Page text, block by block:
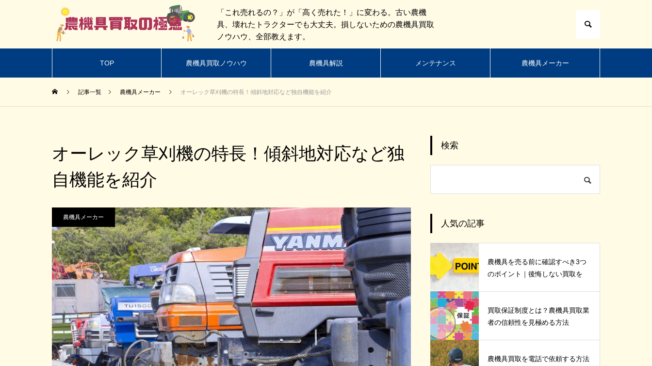
「これ売れるの？」が「高く売れた！」に変わる。古い農機
具、壊れたトラクターでも大丈夫。損しないための農機具買取
ノウハウ、全部教えます。
TOP 農機具買取ノウハウ 農機具解説 メンテナンス 農機具メーカー
記事一覧 農機具メーカー オーレック草刈機の特長！傾斜地対応など独自機能を紹介
オーレック草刈機の特長！傾斜地対応など独
自機能を紹介
農機具メーカー
検索
人気の記事
農機具を売る前に確認すべき3つ
のポイント｜後悔しない買取を
買取保証制度とは？農機具買取業
者の信頼性を見極める方法
農機具買取を電話で依頼する方法